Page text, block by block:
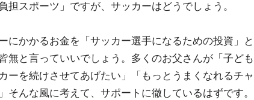
担スポーツ」ですが、サッカーはどうでしょう。
にかかるお金を「サッカー選手になるための投資」と
無と言っていいでしょう。多くのお父さんが「子ども
ーを続けさせてあげたい」「もっとうまくなれるチャ
そんな風に考えて、サポートに徹しているはずです。